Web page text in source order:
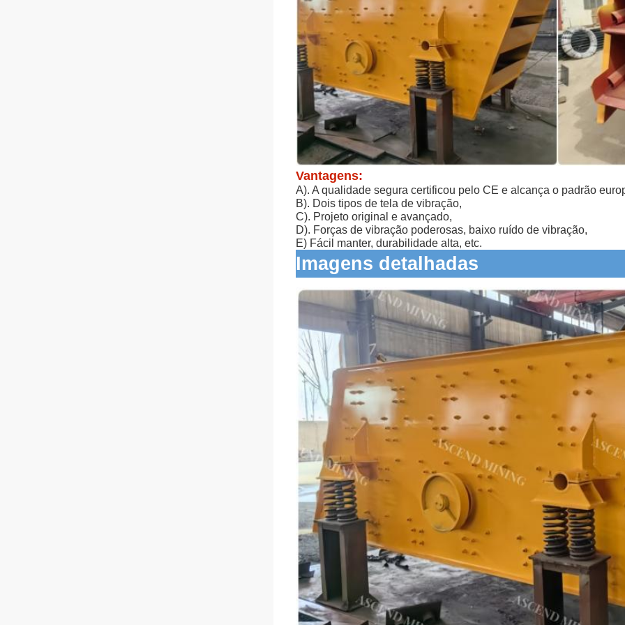
Vantagens:
A). A qualidade segura certificou pelo CE e alcança o padrão
B). Dois tipos de tela de vibração,
C). Projeto original e avançado,
D). Forças de vibração poderosas, baixo ruído de vibração,
E) Fácil manter, durabilidade alta, etc.
Imagens detalhadas